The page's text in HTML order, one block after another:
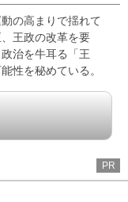
の高まりで揺れて
王政の改革を要
治を牛耳る「王
性を秘めている。
PR